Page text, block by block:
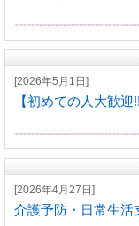
[2026年5月1日]
【初めての人大歓
[2026年4月27日]
介護予防・日常生活